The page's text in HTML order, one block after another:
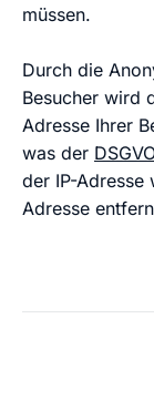
müssen.
Durch die
Besucher wird
Adresse Ihrer
was der
der IP-Adresse
Adresse